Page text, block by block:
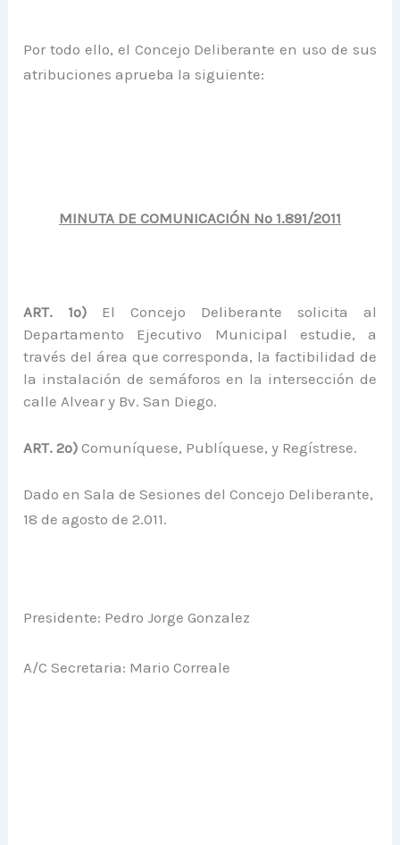
Por todo ello, el Concejo Deliberante en uso de sus
atribuciones aprueba la siguiente:
MINUTA DE COMUNICACIÓN Nº 1.891/2011
ART. 1º) El Concejo Deliberante solicita al
Departamento Ejecutivo Municipal estudie, a
través del área que corresponda, la factibilidad de
la instalación de semáforos en la intersección de
calle Alvear y Bv. San Diego.
ART. 2º)Comuníquese, Publíquese, y Regístrese.
Dado en Sala de Sesiones del Concejo Deliberante,
18 de agosto de 2.011.
Presidente: Pedro Jorge Gonzalez
A/C Secretaria: Mario Correale